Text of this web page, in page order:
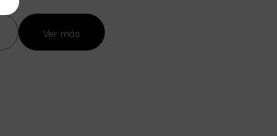
Ver más